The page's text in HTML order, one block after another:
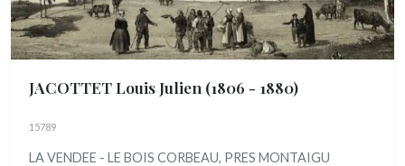
JACOTTET Louis Julien (1806 - 1880)
15789
LA VENDEE - LE BOIS CORBEAU, PRES MONTAIGU